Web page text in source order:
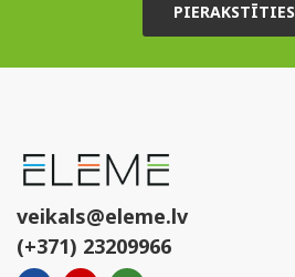
PIERAKSTĪTIES
veikals@eleme.lv
(+371) 23209966